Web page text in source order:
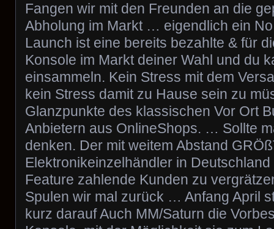
Fangen wir mit den Freunden an die
Abholung im Markt … eigendlich ein
Launch ist eine bereits bezahlte & für
Konsole im Markt deiner Wahl und du
einsammeln. Kein Stress mit dem
kein Stress damit zu Hause sein zu
Glanzpunkte des klassischen Vor Ort
Anbietern aus OnlineShops. … Sollte
denken. Der mit weitem Abstand
Elektronikeinzelhändler in
Feature zahlende Kunden zu
Spulen wir mal zurück … Anfang April
kurz darauf Auch MM/Saturn die